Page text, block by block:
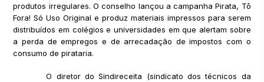
produtos irregulares. O conselho lançou a campanha Pirata, Tô
Fora! Só Uso Original e produz materiais impressos para serem
distribuídos em colégios e universidades em que alertam sobre
a perda de empregos e de arrecadação de impostos com o
consumo de pirataria.
O diretor do Sindireceita (sindicato dos técnicos da